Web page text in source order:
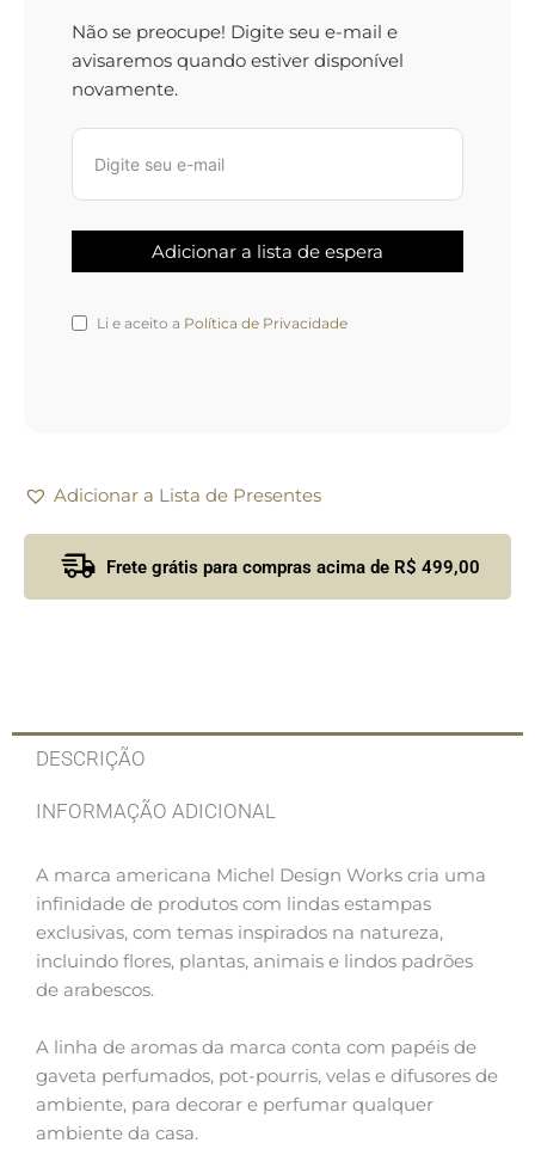
Não se preocupe! Digite seu e-mail e
avisaremos quando estiver disponível
novamente.
Li e aceito a Política de Privacidade
Adicionar a Lista de Presentes
Frete grátis para compras acima de R$ 499,00
DESCRIÇÃO
INFORMAÇÃO ADICIONAL
A marca americana Michel Design Works cria uma
infinidade de produtos com lindas estampas
exclusivas, com temas inspirados na natureza,
incluindo flores, plantas, animais e lindos padrões
de arabescos.
A linha de aromas da marca conta com papéis de
gaveta perfumados, pot-pourris, velas e difusores de
ambiente, para decorar e perfumar qualquer
ambiente da casa.